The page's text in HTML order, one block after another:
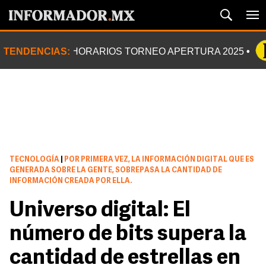
TENDENCIAS: HORARIOS TORNEO APERTURA 2025
TECNOLOGÍA
POR PRIMERA VEZ, LA INFORMACIÓN DIGITAL QUE ES
GENERADA SOBRE LA GENTE, SOBREPASA LA CANTIDAD DE
INFORMACIÓN CREADA POR ELLA.
Universo digital: El
número de bits supera la
cantidad de estrellas en